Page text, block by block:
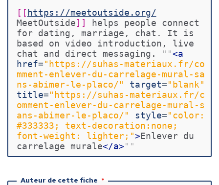
[[https://meetoutside.org/
MeetOutside]]
helps people connect
for dating, marriage, chat. It is
based on video introduction, live
chat and direct messaging.
""<a
href="https://suhas-materiaux.fr/co
mment-enlever-du-carrelage-mural-sa
ns-abimer-le-placo/"
target="blank"
title="https://suhas-materiaux.fr/c
omment-enlever-du-carrelage-mural-s
ans-abimer-le-placo/"
style="color:
#333333; text-decoration:none;
font-weight: lighter;">Enlever du
carrelage murale</a>""
Auteur de cette fiche